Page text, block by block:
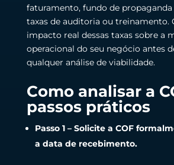
faturamento, fundo de propaganda
taxas de auditoria ou treinamento.
impacto real dessas taxas sobre a
operacional do seu negócio antes
qualquer análise de viabilidade.
Como analisar a
passos práticos
Passo 1 – Solicite a COF
a data de recebimento.